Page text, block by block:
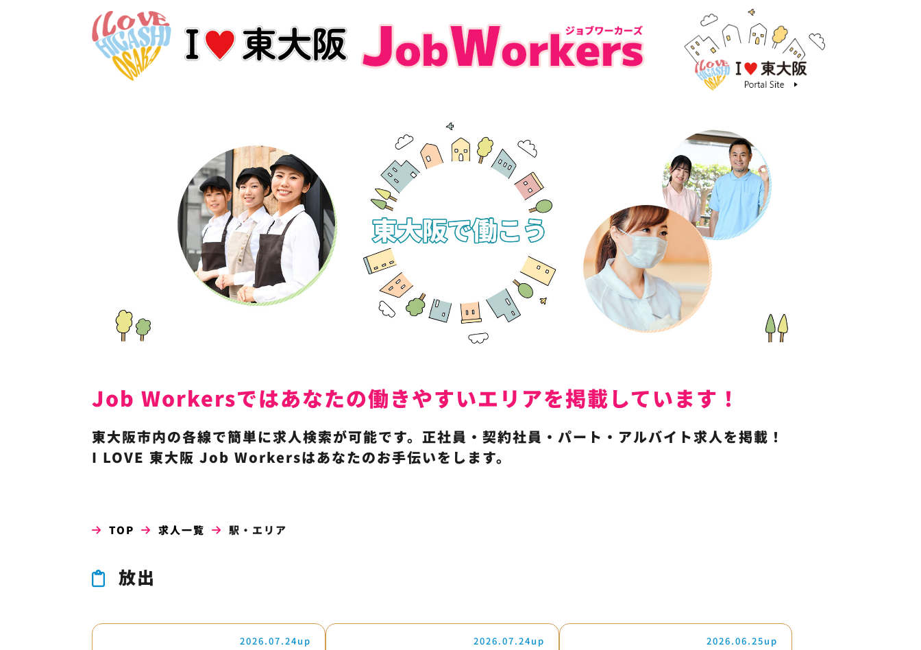
Job Workersではあなたの働きやすいエリアを掲載しています！
東大阪市内の各線で簡単に求人検索が可能です。正社員・契約社員・パート・アルバイト求人を掲載！
I LOVE 東大阪 Job Workersはあなたのお手伝いをします。
TOP 求人一覧 駅・エリア
放出
2026.07.24up 2026.07.24up 2026.06.25up